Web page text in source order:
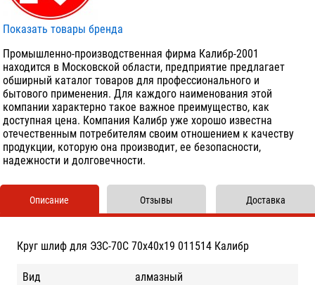
Показать товары бренда
Промышленно-производственная фирма Калибр-2001
находится в Московской области, предприятие предлагает
обширный каталог товаров для профессионального и
бытового применения. Для каждого наименования этой
компании характерно такое важное преимущество, как
доступная цена. Компания Калибр уже хорошо известна
отечественным потребителям своим отношением к качеству
продукции, которую она производит, ее безопасности,
надежности и долговечности.
Описание
Круг шлиф для ЭЗС-70C 70х40х19 011514 Калибр
Вид
алмазный
Отзывы Доставка